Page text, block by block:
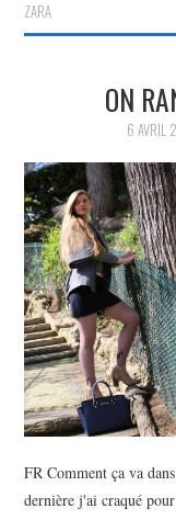
ZARA
ON
6 AVRIL
FR Comment ça va
dernière j'ai craqué